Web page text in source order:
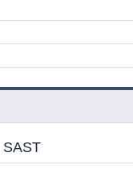
SAST